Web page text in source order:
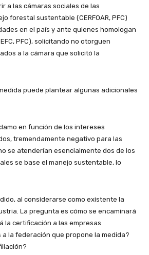
a las cámaras sociales de las
forestal sustentable (CERFOAR, PFC)
en el país y ante quienes homologan
PFC), solicitando no otorguen
a la cámara que solicitó la
puede plantear algunas adicionales
en función de los intereses
tremendamente negativo para las
se atenderían esencialmente dos de los
se base el manejo sustentable, lo
al considerarse como existente la
La pregunta es cómo se encaminará
la certificación a las empresas
la federación que propone la medida?